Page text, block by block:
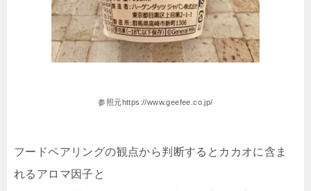
参照元https://www.geefee.co.jp/
フードペアリングの観点から判断するとカカオに含ま
れるアロマ因子と